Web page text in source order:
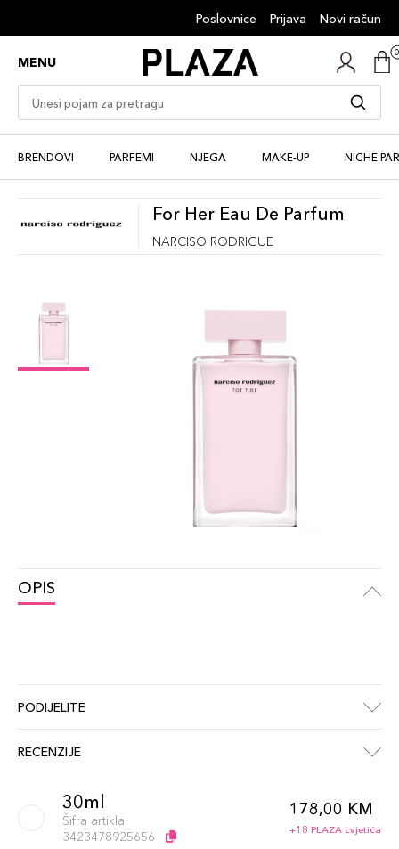
Poslovnice Prijava Novi račun
MENU
BRENDOVI PARFEMI NJEGA MAKE-UP NICHE
For Her Eau De Parfum
NARCISO RODRIGUE
OPIS
PODIJELITE
RECENZIJE
30ml
Šifra artikla
3423478925656
178,00 KM
+18 PLAZA cvjetića